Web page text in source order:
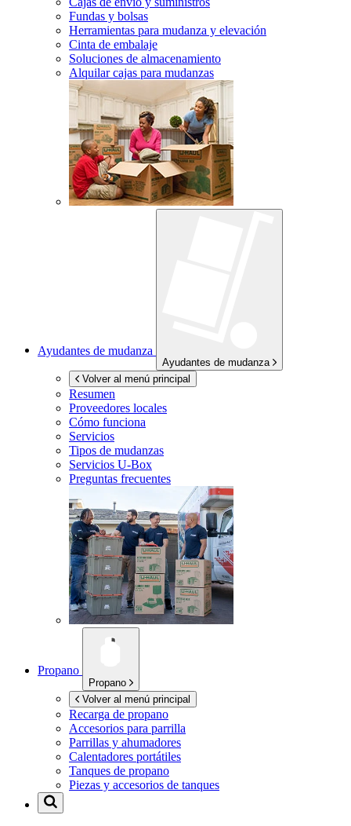
Fundas y bolsas
Herramientas para mudanza y elevación
Cinta de embalaje
Soluciones de almacenamiento
Alquilar cajas para mudanzas
Ayudantes de mudanza
Ayudantes de mudanza
Volver al menú principal
Resumen
Proveedores locales
Cómo funciona
Servicios
Tipos de mudanzas
Servicios U-Box
Preguntas frecuentes
Propano
Propano
Volver al menú principal
Recarga de propano
Accesorios para parrilla
Parrillas y ahumadores
Calentadores portátiles
Tanques de propano
Piezas y accesorios de tanques